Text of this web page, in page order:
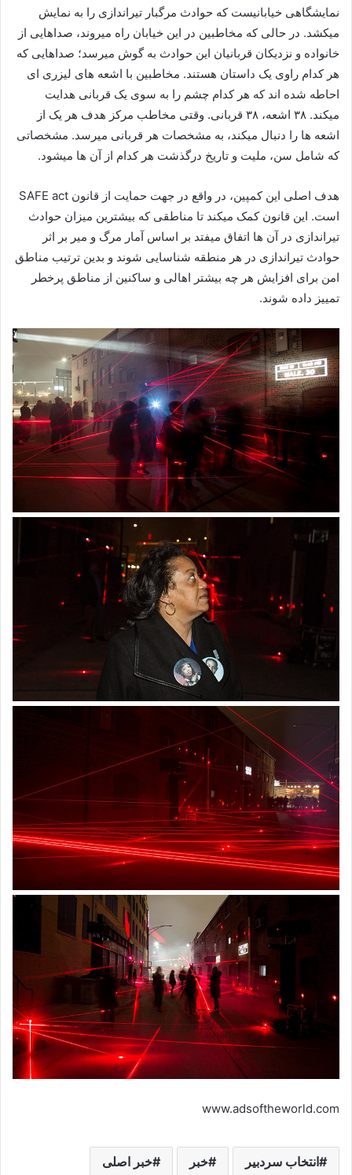
نمایشگاهی خیابانیست که حوادث مرگبار تیراندازی را به نمایش
میکشد. در حالی که مخاطبین در این خیابان راه میروند، صداهایی از
خانواده و نزدیکان قربانیان این حوادث به گوش میرسد؛ صداهایی که
هر کدام راوی یک داستان هستند. مخاطبین با اشعه های لیزری ای
احاطه شده اند که هر کدام چشم را به سوی یک قربانی هدایت
میکند. ۳۸ اشعه، ۳۸ قربانی. وقتی مخاطب مرکز هدف هر یک از
اشعه ها را دنبال میکند، به مشخصات هر قربانی میرسد. مشخصاتی
که شامل سن، ملیت و تاریخ درگذشت هر کدام از آن ها میشود.
هدف اصلی این کمپین، در واقع در جهت حمایت از قانون SAFE act
است. این قانون کمک میکند تا مناطقی که بیشترین میزان حوادث
تیراندازی در آن ها اتفاق میفتد بر اساس آمار مرگ و میر بر اثر
حوادث تیراندازی در هر منطقه شناسایی شوند و بدین ترتیب مناطق
امن برای افزایش هر چه بیشتر اهالی و ساکنین از مناطق پرخطر
تمییز داده شوند.
www.adsoftheworld.com
انتخاب سردبیر خبر خبر اصلی